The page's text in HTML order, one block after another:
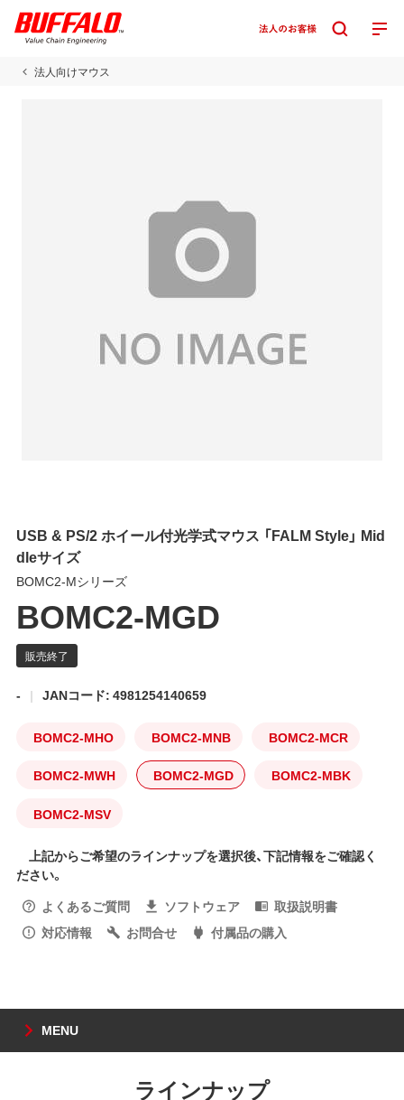
法人向けマウス
USB & PS/2 ホイール付光学式マウス 「FALM Style」 Mid
dleサイズ
BOMC2-Mシリーズ
BOMC2-MGD
- JANコード: 4981254140659
BOMC2-MHO BOMC2-MNB BOMC2-MCR
BOMC2-MWH BOMC2-MGD BOMC2-MBK
BOMC2-MSV
上記からご希望のラインナップを選択後、下記情報をご確認く
ださい。
よくあるご質問
ソフトウェア
取扱説明書
対応情報
お問合せ 付属品の購入
MENU
ラインナップ